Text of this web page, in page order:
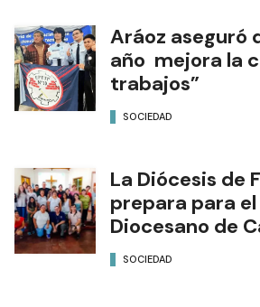
Aráoz aseguró
año mejora la
trabajos”
SOCIEDAD
La Diócesis de
prepara para
Diocesano de
SOCIEDAD